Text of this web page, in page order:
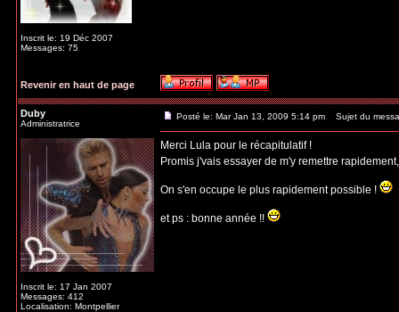
Inscrit le: 19 Déc 2007
Messages: 75
Revenir en haut de page
Duby
Administratrice
Inscrit le: 17 Jan 2007
Messages: 412
Localisation: Montpellier
Posté le: Mar Jan 13, 2009 5:14 pm Sujet du
Merci Lula pour le récapitulatif !
Promis j'vais essayer de m'y remettre
On s'en occupe le plus rapidement possible !
et ps : bonne année !!